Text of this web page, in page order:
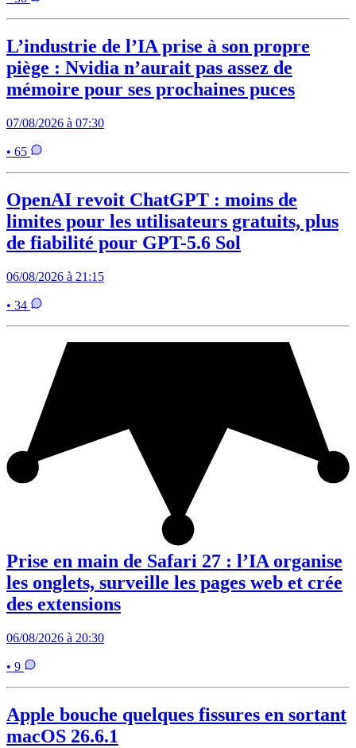
L’industrie de l’IA prise à son propre
piège : Nvidia n’aurait pas assez de
mémoire pour ses prochaines puces
07/08/2026 à 07:30
• 65
OpenAI revoit ChatGPT : moins de
limites pour les utilisateurs gratuits, plus
de fiabilité pour GPT-5.6 Sol
06/08/2026 à 21:15
• 34
Prise en main de Safari 27 : l’IA organise
les onglets, surveille les pages web et crée
des extensions
06/08/2026 à 20:30
• 9
Apple bouche quelques fissures en sortant
macOS 26.6.1